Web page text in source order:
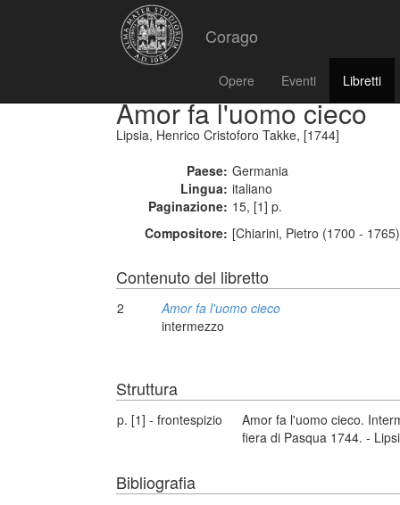
Corago
Opere Eventi Libretti
Amor fa l'uomo cieco
Lipsia, Henrico Cristoforo Takke, [1744]
Paese: Germania
Lingua: italiano
Paginazione: 15, [1] p.
Compositore: [Chiarini, Pietro (1700 -
Contenuto del libretto
2
Amor fa l'uomo cieco
intermezzo
Struttura
p. [1] - frontespizio
Amor fa l'uomo cieco.
fiera di Pasqua 1744. -
Bibliografia